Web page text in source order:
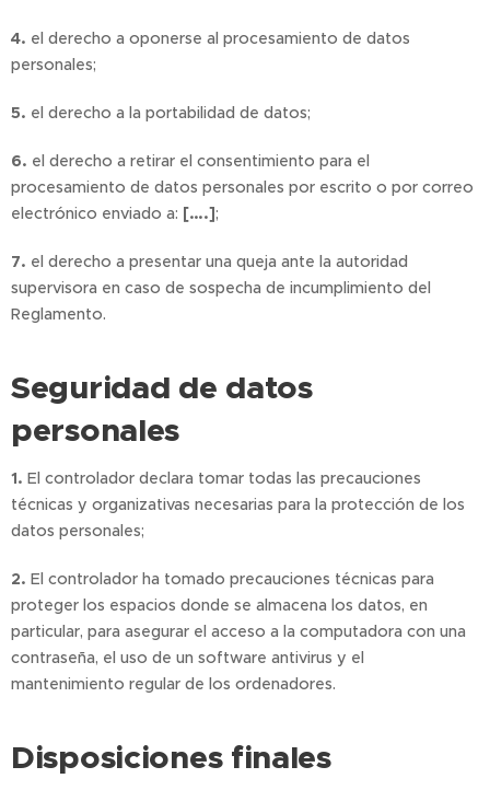
4. el derecho a oponerse al procesamiento de datos
personales;
5. el derecho a la portabilidad de datos;
6. el derecho a retirar el consentimiento para el
procesamiento de datos personales por escrito o por correo
electrónico enviado a: [….];
7. el derecho a presentar una queja ante la autoridad
supervisora en caso de sospecha de incumplimiento del
Reglamento.
Seguridad de datos
personales
1. El controlador declara tomar todas las precauciones
técnicas y organizativas necesarias para la protección de los
datos personales;
2. El controlador ha tomado precauciones técnicas para
proteger los espacios donde se almacena los datos, en
particular, para asegurar el acceso a la computadora con una
contraseña, el uso de un software antivirus y el
mantenimiento regular de los ordenadores.
Disposiciones finales